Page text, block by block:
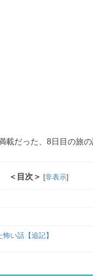
載だった、8日目の旅の
＜目次＞ [非表示]
い話【追記】